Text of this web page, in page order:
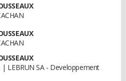
LEBRUN SA - Developpement